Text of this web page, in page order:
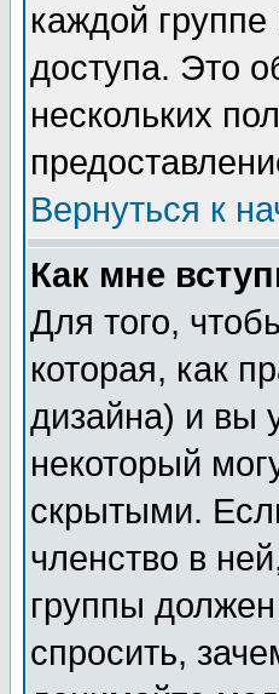
каждой
доступа. Это
нескольких
Вернуться к
Как мне
Для того,
которая, как
дизайна) и вы
некоторый
скрытыми.
членство в
группы
спросить,